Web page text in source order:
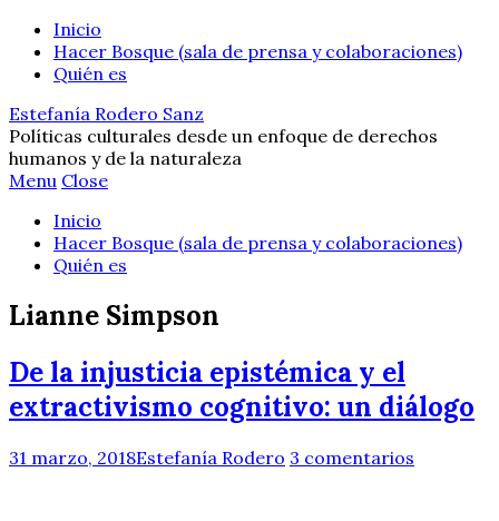
Inicio
Hacer Bosque (sala de prensa y colaboraciones)
Quién es
Estefanía Rodero Sanz
Políticas culturales desde un enfoque de derechos
humanos y de la naturaleza
Menu Close
Inicio
Hacer Bosque (sala de prensa y colaboraciones)
Quién es
Lianne Simpson
De la injusticia epistémica y el
extractivismo cognitivo: un diálogo
31 marzo, 2018Estefanía Rodero 3 comentarios